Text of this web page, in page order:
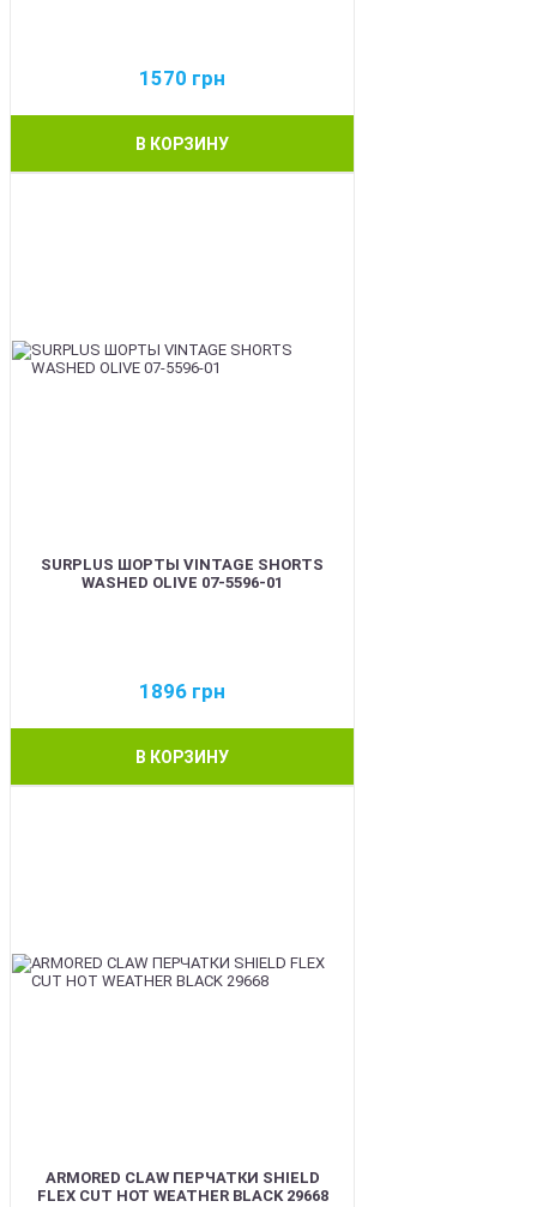
1570 грн
В КОРЗИНУ
SURPLUS ШОРТЫ VINTAGE SHORTS
WASHED OLIVE 07-5596-01
1896 грн
В КОРЗИНУ
ARMORED CLAW ПЕРЧАТКИ SHIELD
FLEX CUT HOT WEATHER BLACK 29668